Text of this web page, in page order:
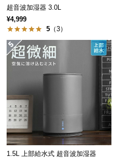
て
会
員
規
約
い
て
お
超音波加湿器 3.0L
¥4,999
5 （3）
1.5L 上部給水式 超音波加湿器